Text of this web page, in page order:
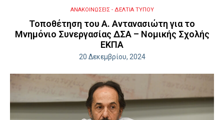
ΑΝΑΚΟΙΝΩΣΕΙΣ - ΔΕΛΤΙΑ ΤΥΠΟΥ
Τοποθέτηση του Α. Αντανασιώτη για το
Μνημόνιο Συνεργασίας ΔΣΑ – Νομικής Σχολής
ΕΚΠΑ
20 Δεκεμβρίου, 2024